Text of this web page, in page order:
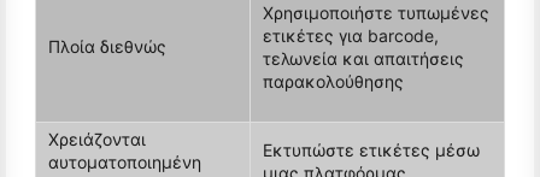
Πλοία διεθνώς
Χρησιμοποιήστε τυπωμένες
ετικέτες για barcode,
τελωνεία και απαιτήσεις
παρακολούθησης
Χρειάζονται
αυτοματοποιημένη
Εκτυπώστε ετικέτες μέσω
μιας πλατφόρμας